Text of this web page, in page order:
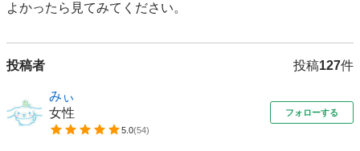
よかったら見てみてください。
投稿者 投稿127件
みぃ
女性
5.0(54)
フォローする